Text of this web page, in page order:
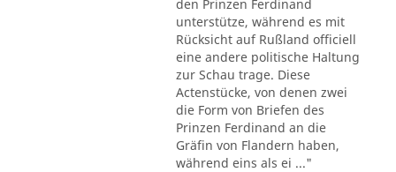
den Prinzen Ferdinand
unterstütze, während es mit
Rücksicht auf Rußland officiell
eine andere politische Haltung
zur Schau trage. Diese
Actenstücke, von denen zwei
die Form von Briefen des
Prinzen Ferdinand an die
Gräfin von Flandern haben,
während eins als ei ..."